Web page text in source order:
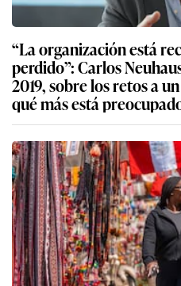
“La organización está
perdido”: Carlos
2019, sobre los retos a
qué más está